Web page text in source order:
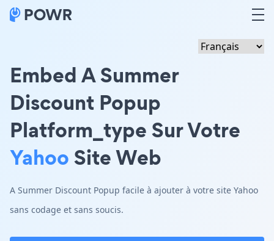
Embed A Summer
Discount Popup
Platform_type Sur Votre
YahooSite Web
A Summer Discount Popup facile à ajouter à votre site Yahoo
sans codage et sans soucis.